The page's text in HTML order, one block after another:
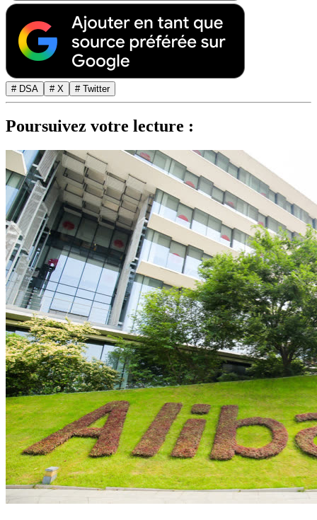
# DSA # X # Twitter
Poursuivez votre lecture :